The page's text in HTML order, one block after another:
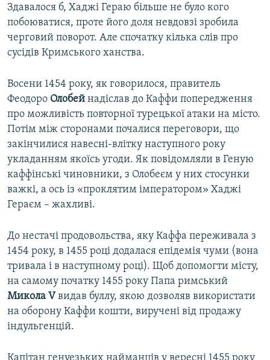
Здавалося б, Хаджі Гераю більше не було кого
побоюватися, проте його доля невдовзі зробила
черговий поворот. Але спочатку кілька слів про
сусідів Кримського ханства.
Восени 1454 року, як говорилося, правитель
Феодоро Олобей надіслав до Каффи попередження
про можливість повторної турецької атаки на місто.
Потім між сторонами почалися переговори, що
закінчилися навесні-влітку наступного року
укладанням якоїсь угоди. Як повідомляли в Геную
каффінські чиновники, з Олобеєм у них стосунки
важкі, а ось із «проклятим імператором» Хаджі
Гераєм – жахливі.
До нестачі продовольства, яку Каффа переживала з
1454 року, в 1455 році додалася епідемія чуми (вона
тривала і в наступному році). Щоб допомогти місту,
на самому початку 1455 року Папа римський
Микола Vвидав буллу, якою дозволяв використати
на оборону Каффи кошти, виручені від продажу
індульгенцій.
Капітан генуезьких найманців у вересні 1455 року